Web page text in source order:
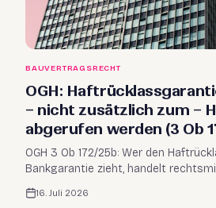
BAUVERTRAGSRECHT
OGH:
– nicht zusätzlich zum –
abgerufen werden (3 Ob
OGH 3 Ob 172/25b: Wer den
Bankgarantie zieht, handelt
Einstweilige Verfügung möglich –
des Werkunternehmers.
16. Juli 2026